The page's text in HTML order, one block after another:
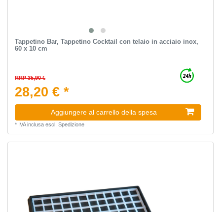
Tappetino Bar, Tappetino Cocktail con telaio in acciaio inox,
60 x 10 cm
RRP 35,90 €
28,20 € *
Aggiungere al carrello della spesa
* IVA inclusaescl. Spedizione